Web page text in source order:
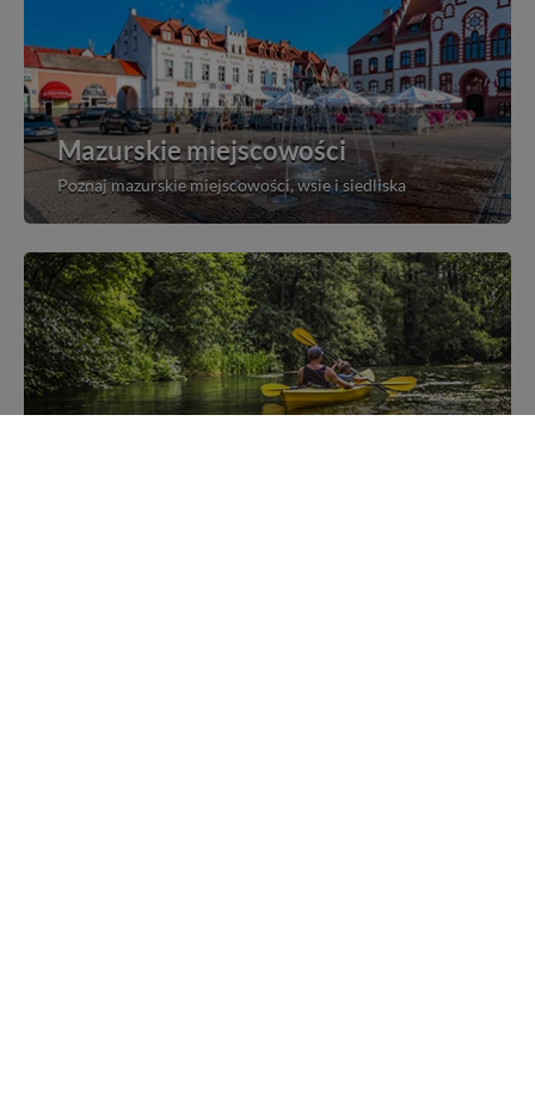
Mazurskie miejscowości
Poznaj mazurskie miejscowości, wsie i siedliska